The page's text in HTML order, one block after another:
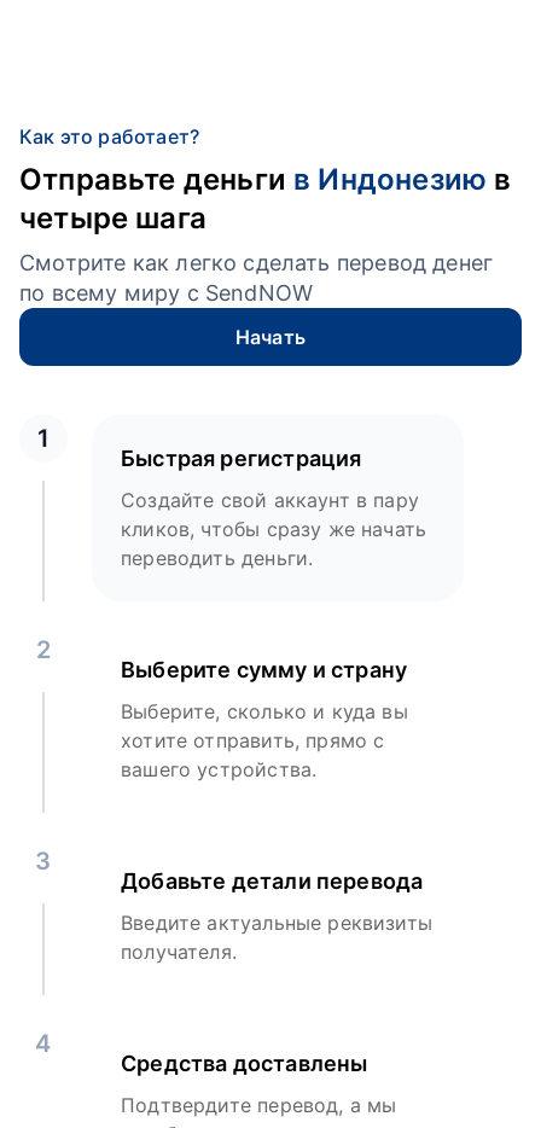
Как это работает?
Отправьте деньги в Индонезию в
четыре шага
Смотрите как легко сделать перевод денег
по всему миру с SendNOW
Начать
1
Быстрая регистрация
Создайте свой аккаунт в пару
кликов, чтобы сразу же начать
переводить деньги.
2
Выберите сумму и страну
Выберите, сколько и куда вы
хотите отправить, прямо с
вашего устройства.
3
Добавьте детали перевода
Введите актуальные реквизиты
получателя.
4
Средства доставлены
Подтвердите перевод, а мы